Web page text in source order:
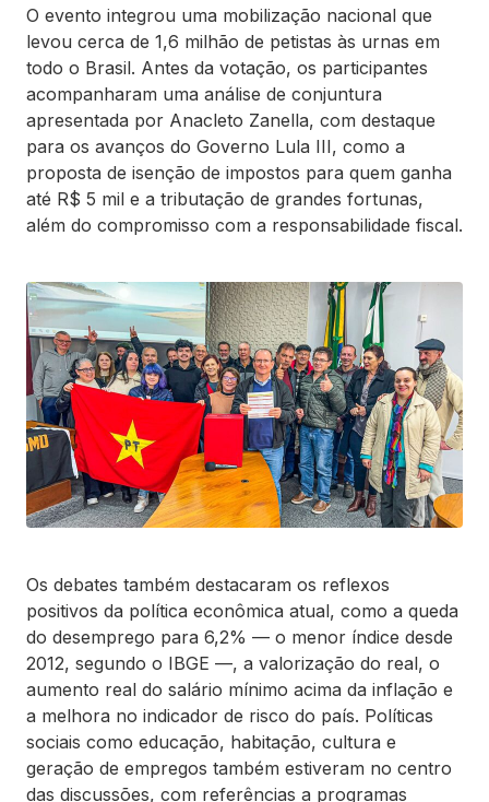
O evento integrou uma mobilização nacional que
levou cerca de 1,6 milhão de petistas às urnas em
todo o Brasil. Antes da votação, os participantes
acompanharam uma análise de conjuntura
apresentada por Anacleto Zanella, com destaque
para os avanços do Governo Lula III, como a
proposta de isenção de impostos para quem ganha
até R$ 5 mil e a tributação de grandes fortunas,
além do compromisso com a responsabilidade fiscal.
Os debates também destacaram os reflexos
positivos da política econômica atual, como a queda
do desemprego para 6,2% — o menor índice desde
2012, segundo o IBGE —, a valorização do real, o
aumento real do salário mínimo acima da inflação e
a melhora no indicador de risco do país. Políticas
sociais como educação, habitação, cultura e
geração de empregos também estiveram no centro
das discussões, com referências a programas